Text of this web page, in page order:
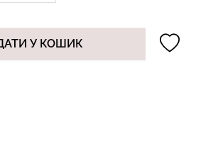
У КОШИК
безшовні TRACKS
black (чорний) Giulia